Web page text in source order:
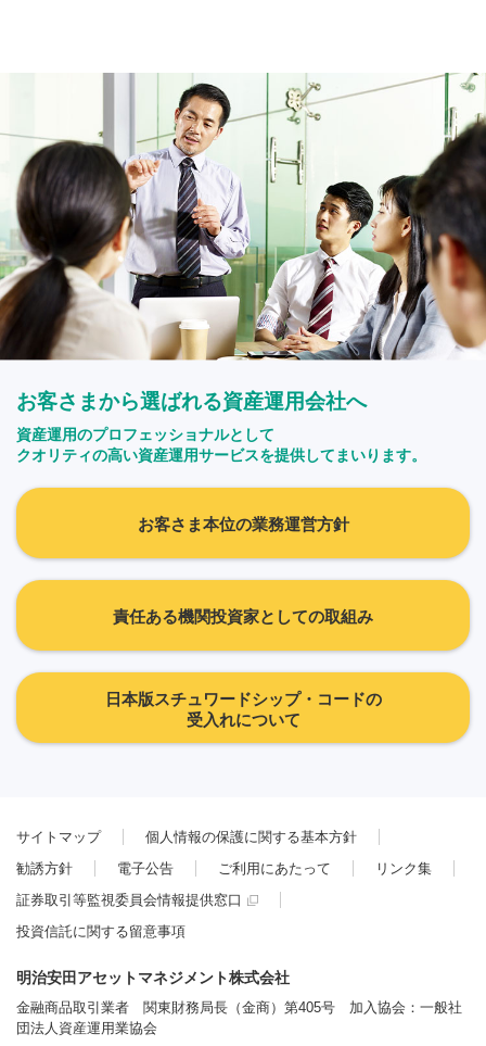
お客さまから選ばれる資産運用会社へ
資産運用のプロフェッショナルとして
クオリティの高い資産運用サービスを提供してまいります。
お客さま本位の業務運営方針
責任ある機関投資家としての取組み
日本版スチュワードシップ・コードの
受入れについて
サイトマップ
個人情報の保護に関する基本方針
勧誘方針
電子公告 ご利用にあたって
リンク集
証券取引等監視委員会情報提供窓口
投資信託に関する留意事項
明治安田アセットマネジメント株式会社
金融商品取引業者 関東財務局長（金商）第405号 加入協会：一般社
団法人資産運用業協会